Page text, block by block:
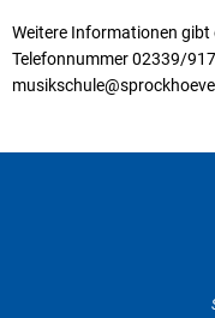
Weitere Informationen
Telefonnummer 02339/